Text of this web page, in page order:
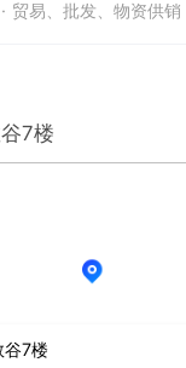
贸易、批发、物资供销
7楼
谷7楼